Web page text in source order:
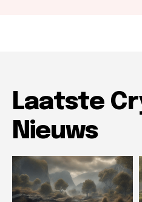
Laatste
Nieuws